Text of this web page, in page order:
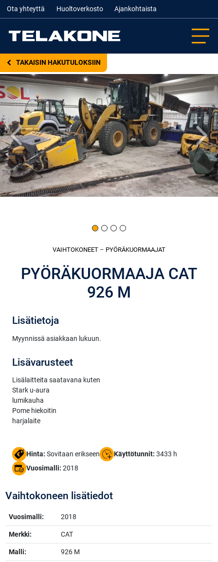
Ota yhteyttä Huoltoverkosto Ajankohtaista
TAKAISIN HAKUTULOKSIIN
Edellinen
VAIHTOKONEET – PYÖRÄKUORMAAJAT
PYÖRÄKUORMAAJA CAT
926 M
Lisätietoja
Myynnissä asiakkaan lukuun.
Lisävarusteet
Lisälaitteita saatavana kuten
Stark u-aura
lumikauha
Pome hiekoitin
harjalaite
Hinta: Sovitaan erikseen Käyttötunnit: 3433 h
Vuosimalli: 2018
Vaihtokoneen lisätiedot
Vuosimalli: 2018
Merkki: CAT
Malli: 926 M